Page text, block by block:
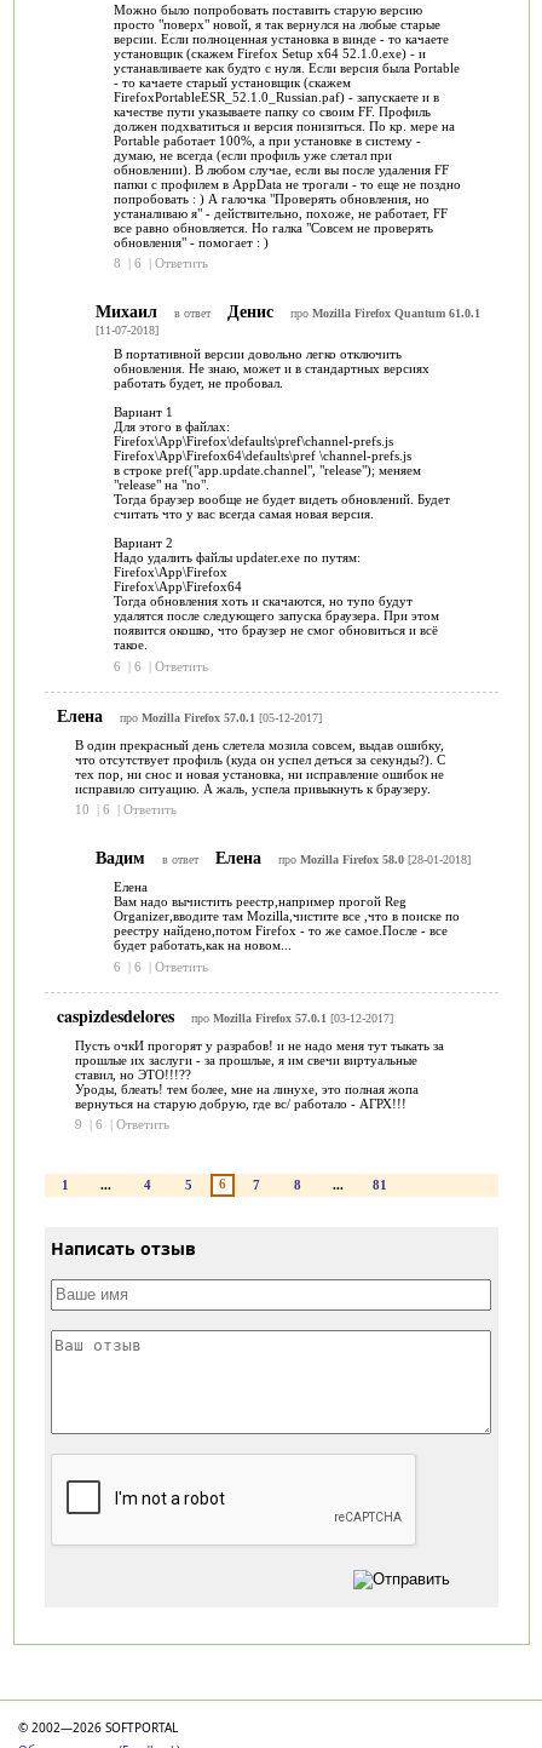
Можно было попробовать поставить старую версию
просто "поверх" новой, я так вернулся на любые старые
версии. Если полноценная установка в винде - то качаете
установщик (скажем Firefox Setup x64 52.1.0.exe) - и
устанавливаете как будто с нуля. Если версия была Portable
- то качаете старый установщик (скажем
FirefoxPortableESR_52.1.0_Russian.paf) - запускаете и в
качестве пути указываете папку со своим FF. Профиль
должен подхватиться и версия понизиться. По кр. мере на
Portable работает 100%, а при установке в систему -
думаю, не всегда (если профиль уже слетал при
обновлении). В любом случае, если вы после удаления FF
папки с профилем в AppData не трогали - то еще не поздно
попробовать : ) А галочка "Проверять обновления, но
устаналиваю я" - действительно, похоже, не работает, FF
все равно обновляется. Но галка "Совсем не проверять
обновления" - помогает : )
8
| 6 | Ответить
Михаил в ответ Денис про Mozilla Firefox Quantum 61.0.1
[11-07-2018]
В портативной версии довольно легко отключить
обновления. Не знаю, может и в стандартных версиях
работать будет, не пробовал.
Вариант 1
Для этого в файлах:
Firefox\App\Firefox\defaults\pref\channel-prefs.js
Firefox\App\Firefox64\defaults\pref \channel-prefs.js
в строке pref("app.update.channel", "release"); меняем
"release" на "no".
Тогда браузер вообще не будет видеть обновлений. Будет
считать что у вас всегда самая новая версия.
Вариант 2
Надо удалить файлы updater.exe по путям:
Firefox\App\Firefox
Firefox\App\Firefox64
Тогда обновления хоть и скачаются, но тупо будут
удалятся после следующего запуска браузера. При этом
появится окошко, что браузер не смог обновиться и всё
такое.
6
| 6 | Ответить
Елена про Mozilla Firefox 57.0.1 [05-12-2017]
В один прекрасный день слетела мозила совсем, выдав ошибку,
что отсутствует профиль (куда он успел деться за секунды?). С
тех пор, ни снос и новая установка, ни исправление ошибок не
исправило ситуацию. А жаль, успела привыкнуть к браузеру.
10
| 6 | Ответить
Вадим в ответ Елена про Mozilla Firefox 58.0[28-01-2018]
Елена
Вам надо вычистить реестр,например прогой Reg
Organizer,вводите там Mozilla,чистите все ,что в поиске по
реестру найдено,потом Firefox - то же самое.После - все
будет работать,как на новом...
6
| 6 | Ответить
caspizdesdelores про Mozilla Firefox 57.0.1 [03-12-2017]
Пусть очкИ прогорят у разрабов! и не надо меня тут тыкать за
прошлые их заслуги - за прошлые, я им свечи виртуальные
ставил, но ЭТО!!!??
Уроды, блеать! тем более, мне на линухе, это полная жопа
вернуться на старую добрую, где вс/ работало - АГРХ!!!
9
| 6 | Ответить
1 ... 4 5 6 7 8 ... 81
Написать отзыв
© 2002—2026 SOFTPORTAL